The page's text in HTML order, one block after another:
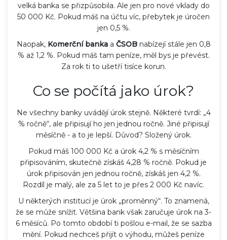
velká banka se přizpůsobila. Ale jen pro nové vklady do
50 000 Kč. Pokud máš na účtu víc, přebytek je úročen
jen 0,5 %.
Naopak, Komerční bankaa ČSOBnabízejí stále jen 0,8
% až 1,2 %. Pokud máš tam peníze, měl bys je převést.
Za rok ti to ušetří tisíce korun.
Co se počítá jako úrok?
Ne všechny banky uvádějí úrok stejně. Některé tvrdí: „4
% ročně“, ale připisují ho jen jednou ročně. Jiné připisují
měsíčně - a to je lepší. Důvod? Složený úrok.
Pokud máš 100 000 Kč a úrok 4,2 % s měsíčním
připisováním, skutečně získáš 4,28 % ročně. Pokud je
úrok připisován jen jednou ročně, získáš jen 4,2 %.
Rozdíl je malý, ale za 5 let to je přes 2 000 Kč navíc.
U některých institucí je úrok „proměnný“. To znamená,
že se může snížit. Většina bank však zaručuje úrok na 3-
6 měsíců. Po tomto období ti pošlou e-mail, že se sazba
mění. Pokud nechceš přijít o výhodu, můžeš peníze